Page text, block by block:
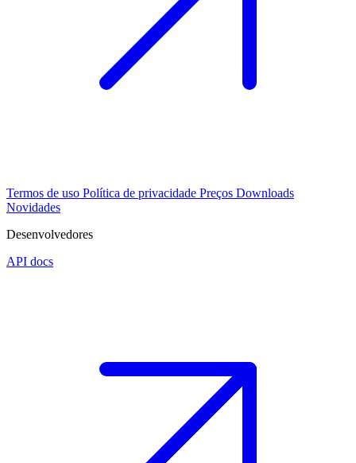
Termos de uso Política de privacidade Preços Downloads
Novidades
Desenvolvedores
API docs